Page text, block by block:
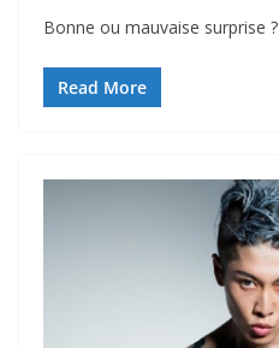
Bonne ou mauvaise surprise ?
Read More